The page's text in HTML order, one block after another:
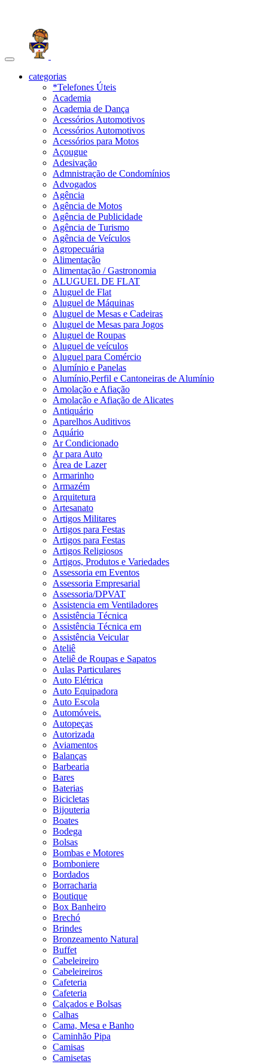
Toggle
navigationcategorias
*Telefones Úteis
Academia
Academia de Dança
Acessórios Automotivos
Acessórios Automotivos
Acessórios para Motos
Açougue
Adesivação
Admnistração de Condomínios
Advogados
Agência
Agência de Motos
Agência de Publicidade
Agência de Turismo
Agência de Veículos
Agropecuária
Alimentação
Alimentação / Gastronomia
ALUGUEL DE FLAT
Aluguel de Flat
Aluguel de Máquinas
Aluguel de Mesas e Cadeiras
Aluguel de Mesas para Jogos
Aluguel de Roupas
Aluguel de veículos
Aluguel para Comércio
Alumínio e Panelas
Alumínio,Perfil e Cantoneiras de Alumínio
Amolação e Afiação
Amolação e Afiação de Alicates
Antiquário
Aparelhos Auditivos
Aquário
Ar Condicionado
Ar para Auto
Área de Lazer
Armarinho
Armazém
Arquitetura
Artesanato
Artigos Militares
Artigos para Festas
Artigos para Festas
Artigos Religiosos
Artigos, Produtos e Variedades
Assessoria em Eventos
Assessoria Empresarial
Assessoria/DPVAT
Assistencia em Ventiladores
Assistência Técnica
Assistência Técnica em
Assistência Veicular
Ateliê
Ateliê de Roupas e Sapatos
Aulas Particulares
Auto Elétrica
Auto Equipadora
Auto Escola
Automóveis.
Autopeças
Autorizada
Aviamentos
Balanças
Barbearia
Bares
Baterias
Bicicletas
Bijouteria
Boates
Bodega
Bolsas
Bombas e Motores
Bomboniere
Bordados
Borracharia
Boutique
Box Banheiro
Brechó
Brindes
Bronzeamento Natural
Buffet
Cabeleireiro
Cabeleireiros
Cafeteria
Cafeteria
Calçados e Bolsas
Calhas
Cama, Mesa e Banho
Caminhão Pipa
Camisas
Camisetas